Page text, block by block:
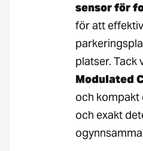
sensor för
för att
platser. Tack
Modulated
och kompakt
och exakt